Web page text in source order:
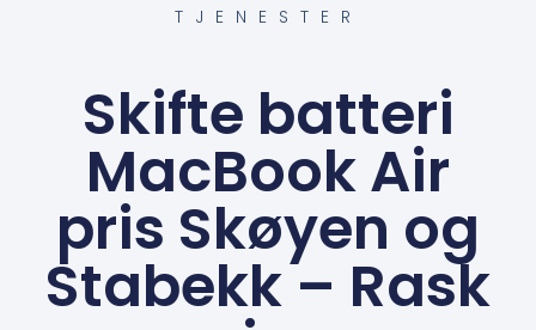
TJENESTER
Skifte batteri
MacBook Air
pris Skøyen og
Stabekk – Rask